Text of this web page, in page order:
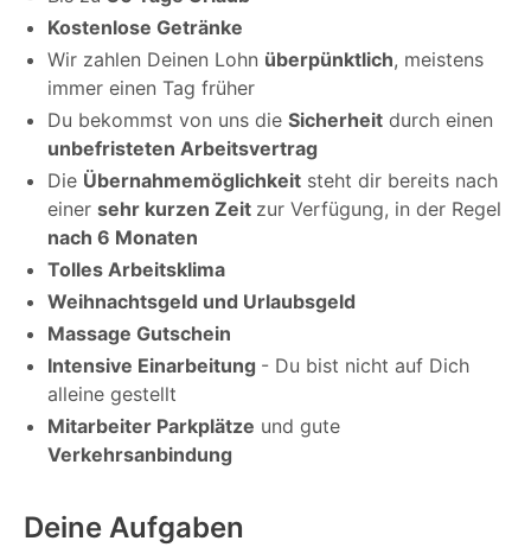
Kostenlose Getränke
Wir zahlen Deinen Lohn überpünktlich, meistens
immer einen Tag früher
Du bekommst von uns die Sicherheit durch einen
unbefristeten Arbeitsvertrag
Die Übernahmemöglichkeit steht dir bereits nach
einer sehr kurzen Zeit zur Verfügung, in der Regel
nach 6 Monaten
Tolles Arbeitsklima
Weihnachtsgeld und Urlaubsgeld
Massage Gutschein
Intensive Einarbeitung - Du bist nicht auf Dich
alleine gestellt
Mitarbeiter Parkplätze und gute
Verkehrsanbindung
Deine Aufgaben